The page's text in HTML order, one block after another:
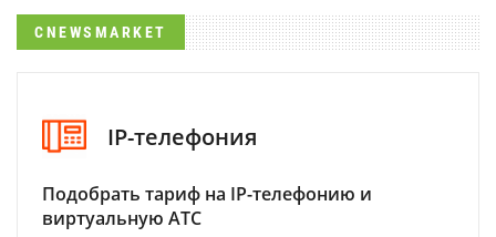
CNEWSMARKET
IP-телефония
Подобрать тариф на IP-телефонию и
виртуальную АТС